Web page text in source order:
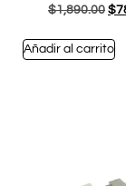
$1,890.00 $
Añadir al carrito